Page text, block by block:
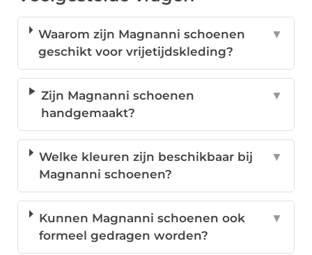
Waarom zijn Magnanni schoenen
geschikt voor vrijetijdskleding?
▼
Zijn Magnanni schoenen
handgemaakt?
▼
Welke kleuren zijn beschikbaar bij
Magnanni schoenen?
▼
Kunnen Magnanni schoenen ook
formeel gedragen worden?
▼